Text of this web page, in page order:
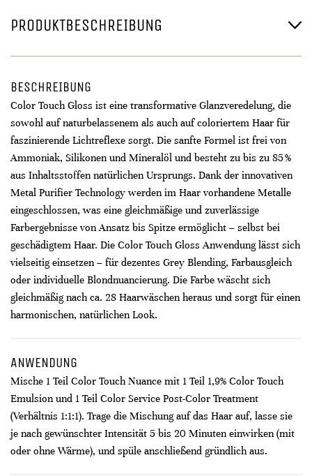
PRODUKTBESCHREIBUNG
BESCHREIBUNG
Color Touch Gloss ist eine transformative Glanzveredelung, die
sowohl auf naturbelassenem als auch auf coloriertem Haar für
faszinierende Lichtreflexe sorgt. Die sanfte Formel ist frei von
Ammoniak, Silikonen und Mineralöl und besteht zu bis zu 85 %
aus Inhaltsstoffen natürlichen Ursprungs. Dank der innovativen
Metal Purifier Technology werden im Haar vorhandene Metalle
eingeschlossen, was eine gleichmäßige und zuverlässige
Farbergebnisse von Ansatz bis Spitze ermöglicht – selbst bei
geschädigtem Haar. Die Color Touch Gloss Anwendung lässt sich
vielseitig einsetzen – für dezentes Grey Blending, Farbausgleich
oder individuelle Blondnuancierung. Die Farbe wäscht sich
gleichmäßig nach ca. 28 Haarwäschen heraus und sorgt für einen
harmonischen, natürlichen Look.
ANWENDUNG
Mische 1 Teil Color Touch Nuance mit 1 Teil 1,9% Color Touch
Emulsion und 1 Teil Color Service Post-Color Treatment
(Verhältnis 1:1:1). Trage die Mischung auf das Haar auf, lasse sie
je nach gewünschter Intensität 5 bis 20 Minuten einwirken (mit
oder ohne Wärme), und spüle anschließend gründlich aus.